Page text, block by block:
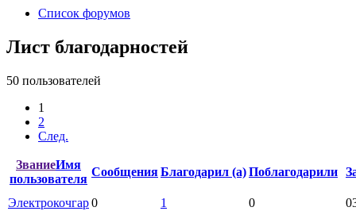
Список форумов
Лист благодарностей
50 пользователей
1
2
След.
ЗваниеИмя
пользователя
СообщенияБлагодарил (а)Поблагодарили
Электрокочгар0 1 0